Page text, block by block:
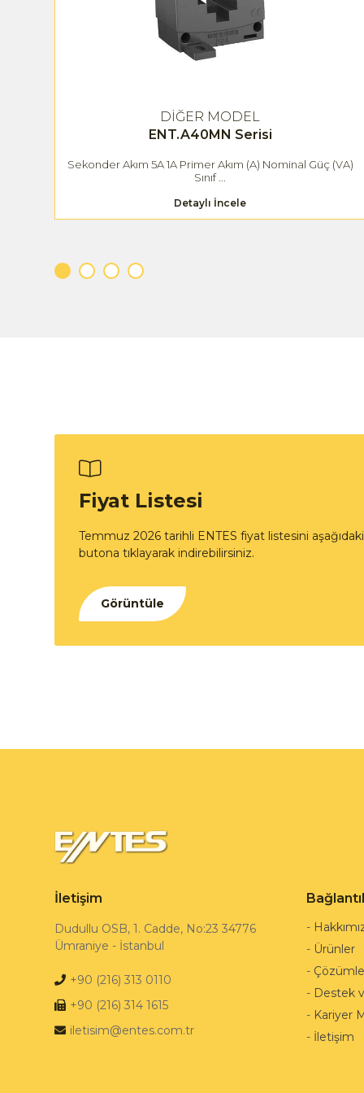
DİĞER MODEL
ENT.A40MN Serisi
Sekonder Akım 5A 1A Primer Akım (A) Nominal Güç (VA)
Sınıf ...
Detaylı İncele
Fiyat Listesi
Temmuz 2026 tarihli ENTES fiyat listesini aşağıdaki
butona tıklayarak indirebilirsiniz.
Görüntüle
İletişim
Dudullu OSB, 1. Cadde, No:23 34776
Ümraniye - İstanbul
+90 (216) 313 0110
+90 (216) 314 1615
iletisim@entes.com.tr
-
- Ürünler
-
- Destek
- Kariyer
- İletişim